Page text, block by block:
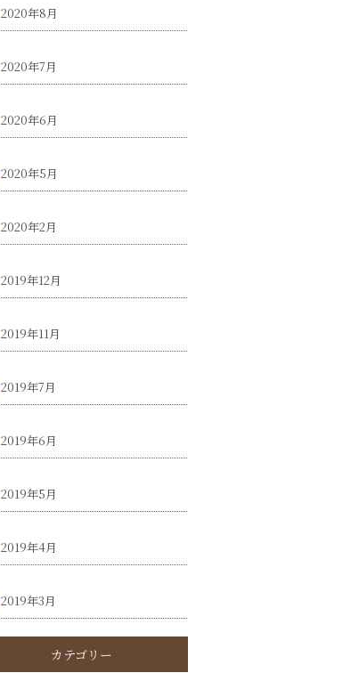
2020年8月
2020年7月
2020年6月
2020年5月
2020年2月
2019年12月
2019年11月
2019年7月
2019年6月
2019年5月
2019年4月
2019年3月
カテゴリー